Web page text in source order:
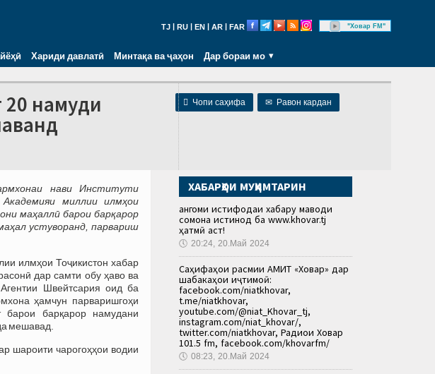
TJ RU EN AR FAR "Ховар FM"
Хариди давлатӣ Минтақа ва ҷаҳон Дар бораи мо
 Чопи саҳифа ✉ Равон кардан
20 намуди
нави Институти
миллии илмҳои
маҳаллӣ барои барқарор
устуворанд, парвариш
илмҳои Тоҷикистон хабар
дар самти обу ҳаво ва
Швейтсария оид ба
ҳамчун парваришгоҳи
барои барқарор намудани
мешавад.
шароити чарогоҳҳои водии
ХАБАРҲОИ МУҲИМТАРИН
Ҳангоми истифодаи хабару маводи
сомона истинод ба www.khovar.tj
ҳатмӣ аст!
🕔 20:24, 20.Май 2024
Саҳифаҳои расмии АМИТ «Ховар» дар
шабакаҳои иҷтимоӣ:
facebook.com/niatkhovar,
t.me/niatkhovar,
youtube.com/@niat_Khovar_tj,
instagram.com/niat_khovar/,
twitter.com/niatkhovar, Радиои Ховар
101.5 fm, facebook.com/khovarfm/
🕔 08:23, 20.Май 2024